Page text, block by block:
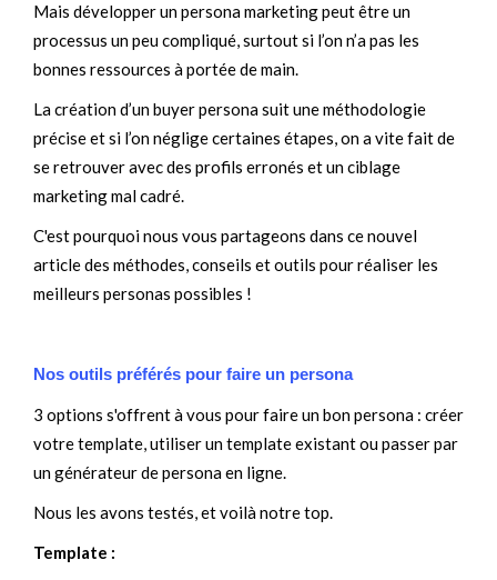
Mais développer un persona marketing peut être un
processus un peu compliqué, surtout si l’on n’a pas les
bonnes ressources à portée de main.
La création d’un buyer persona suit une méthodologie
précise et si l’on néglige certaines étapes, on a vite fait de
se retrouver avec des profils erronés et un ciblage
marketing mal cadré.
C'est pourquoi nous vous partageons dans ce nouvel
article des méthodes, conseils et outils pour réaliser les
meilleurs personas possibles !
Nos outils préférés pour faire un persona
3 options s'offrent à vous pour faire un bon persona : créer
votre template, utiliser un template existant ou passer par
un générateur de persona en ligne.
Nous les avons testés, et voilà notre top.
Template :